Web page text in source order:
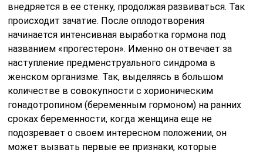
внедряется в ее стенку, продолжая развиваться. Так
происходит зачатие. После оплодотворения
начинается интенсивная выработка гормона под
названием «прогестерон». Именно он отвечает за
наступление предменструального синдрома в
женском организме. Так, выделяясь в большом
количестве в совокупности с хорионическим
гонадотропином (беременным гормоном) на ранних
сроках беременности, когда женщина еще не
подозревает о своем интересном положении, он
может вызвать первые ее признаки, которые